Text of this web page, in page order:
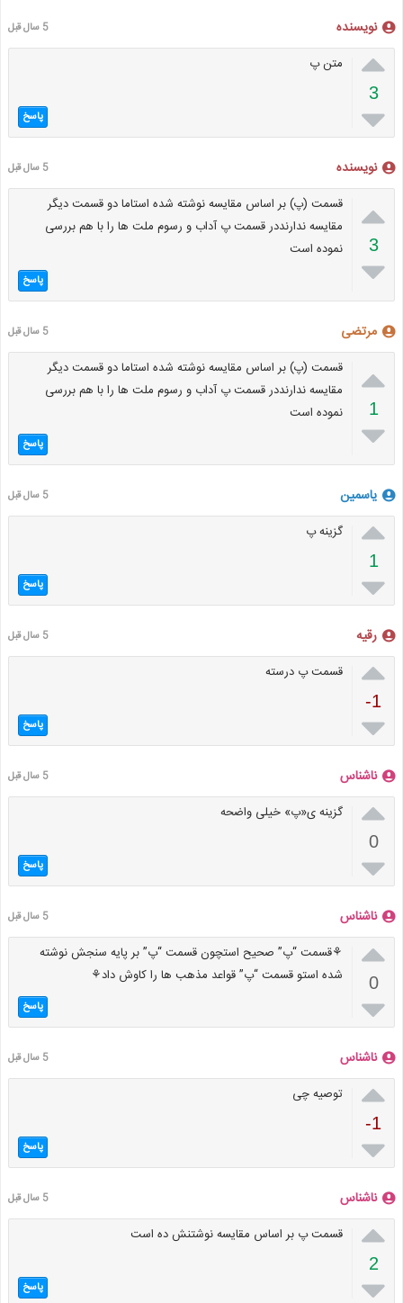
نویسنده 5 سال قبل

3

متن پ
پاسخ
نویسنده 5 سال قبل

3

قسمت (پ) بر اساس مقایسه نوشته شده استاما دو قسمت دیگر
مقایسه ندارنددر قسمت پ آداب و رسوم ملت ها را با هم بررسی
نموده است
پاسخ
مرتضی 5 سال قبل

1

قسمت (پ) بر اساس مقایسه نوشته شده استاما دو قسمت دیگر
مقایسه ندارنددر قسمت پ آداب و رسوم ملت ها را با هم بررسی
نموده است
پاسخ
یاسمین 5 سال قبل

1

گزینه پ
پاسخ
رقیه 5 سال قبل

-1

قسمت پ درسته
پاسخ
ناشناس 5 سال قبل

0

گزینه ی«پ» خیلی واضحه
پاسخ
ناشناس 5 سال قبل

0

⚘قسمت “پ” صحیح استچون قسمت “پ” بر پایه سنجش نوشته
شده استو قسمت “پ” قواعد مذهب ها را کاوش داد⚘
پاسخ
ناشناس 5 سال قبل

-1

توصیه چی
پاسخ
ناشناس 5 سال قبل

2

قسمت پ بر اساس مقایسه نوشتنش ده است
پاسخ